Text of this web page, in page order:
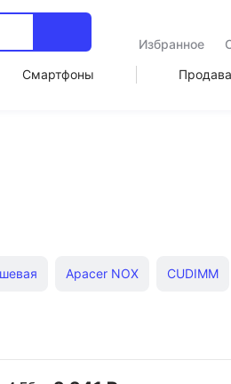
Избранное
Смартфоны
Apacer NOX CUDIMM